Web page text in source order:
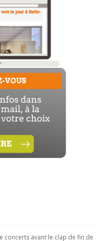
concerts avant le clap de fin de